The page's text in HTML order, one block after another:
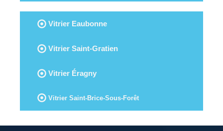
Vitrier Eaubonne
Vitrier Saint-Gratien
Vitrier Éragny
Vitrier Saint-Brice-Sous-Forêt